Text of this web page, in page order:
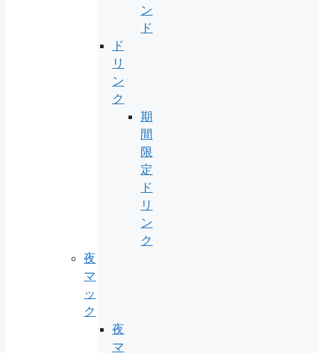
ン
ド
ド
リ
ン
ク
期
間
限
定
ド
リ
ン
ク
夜
マ
ッ
ク
夜
マ